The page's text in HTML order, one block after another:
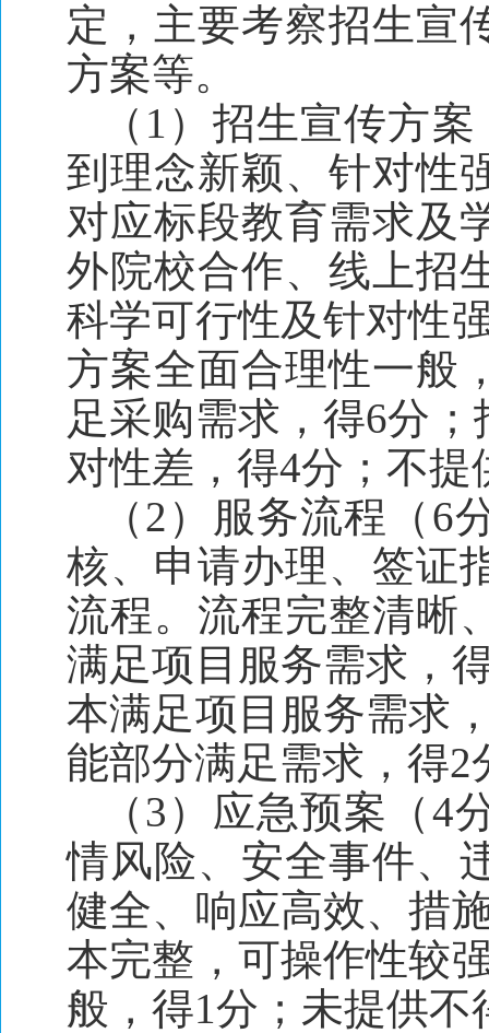
定，主要考察招生宣
方案等。
（1）招生宣传方
到理念新颖、针对性
对应标段教育需求及
外院校合作、线上招
科学可行性及针对性
方案全面合理性一般
足采购需求，得6分
对性差，得4分；不提
（2）服务流程（
核、申请办理、签证
流程。流程完整清晰
满足项目服务需求，
本满足项目服务需求
能部分满足需求，得
（3）应急预案（
情风险、安全事件、
健全、响应高效、措
本完整，可操作性较
般，得1分；未提供不